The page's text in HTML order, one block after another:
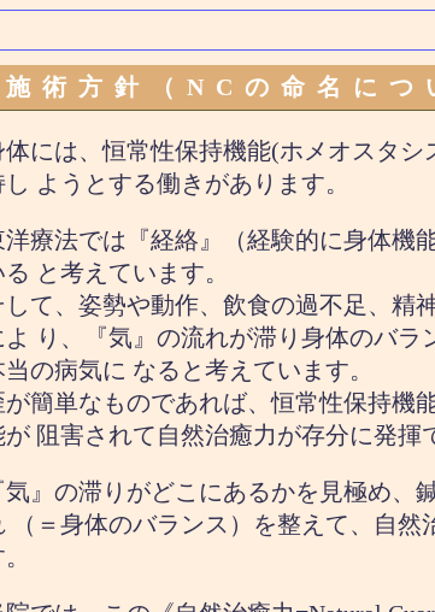
施術方針（NCの命名につ
には、恒常性保持機能(ホメオスタシ
ようとする働きがあります。
療法では『経絡』（経験的に身体機
と考えています。
て、姿勢や動作、飲食の過不足、精
よ り、『気』の流れが滞り身体のバ
当の病気に なると考えています。
簡単なものであれば、恒常性保持機
阻害されて自然治癒力が存分に発揮
』の滞りがどこにあるかを見極め、
（＝身体のバランス）を整えて、自